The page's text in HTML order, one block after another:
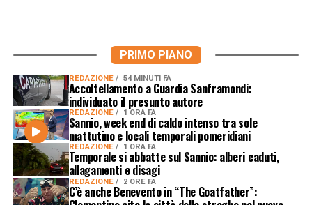
PRIMO PIANO
REDAZIONE 54 MINUTI FA
Accoltellamento a Guardia Sanframondi:
individuato il presunto autore
REDAZIONE 1 ORA FA
Sannio, week end di caldo intenso tra sole
mattutino e locali temporali pomeridiani
REDAZIONE 1 ORA FA
Temporale si abbatte sul Sannio: alberi caduti,
allagamenti e disagi
REDAZIONE 2 ORE FA
C’è anche Benevento in “The Goatfather”: